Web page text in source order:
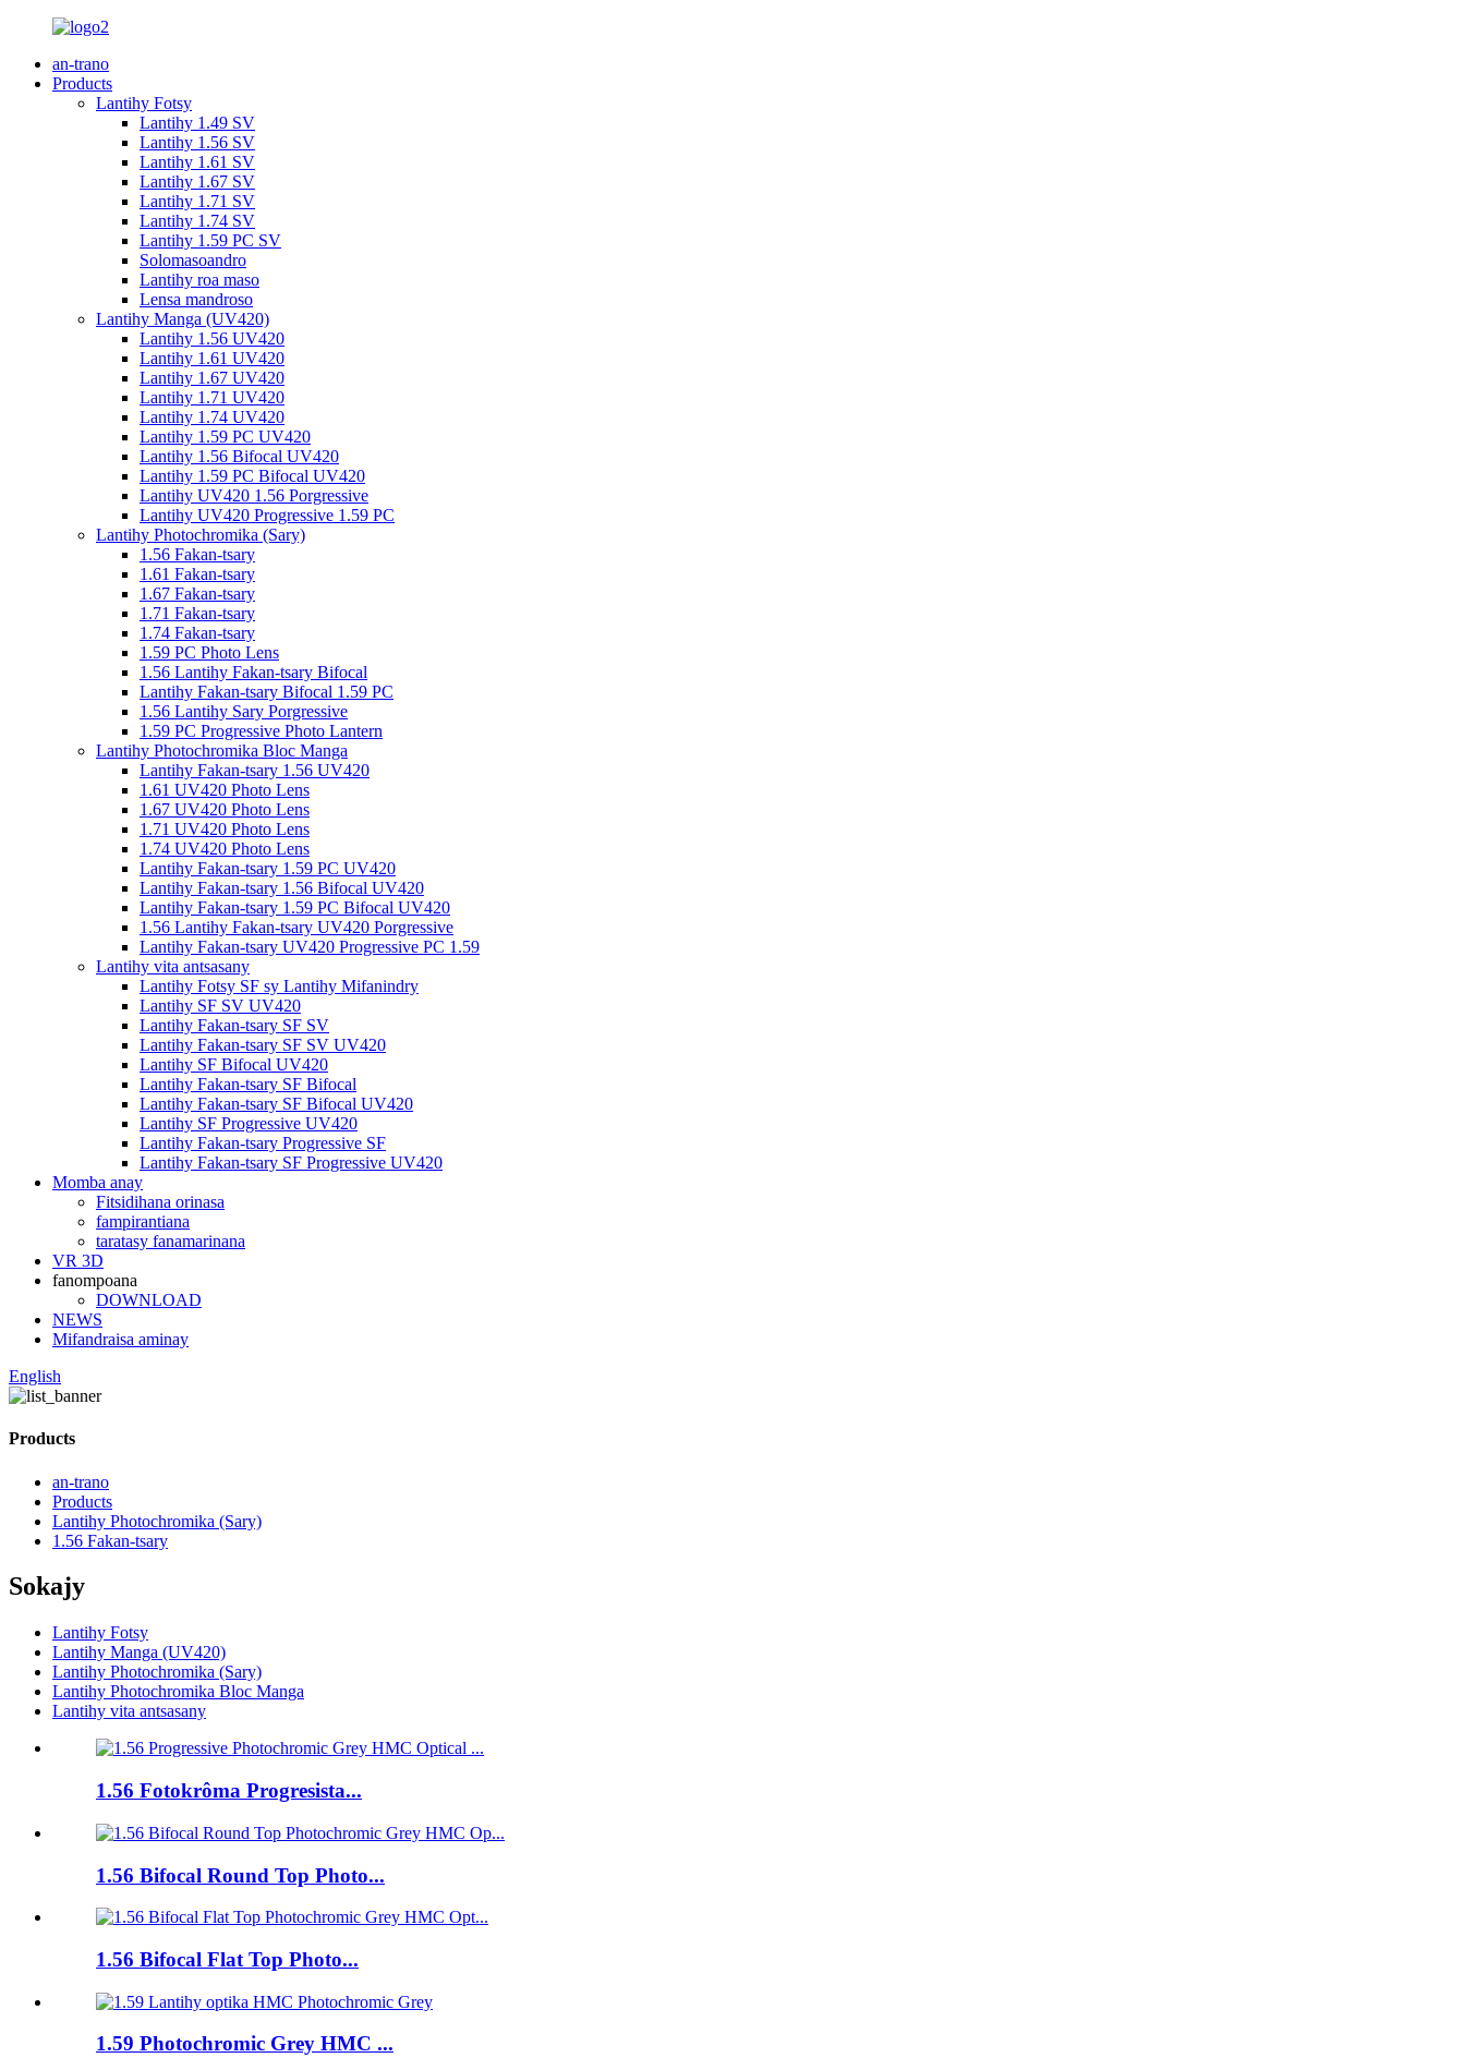
an-trano
Products
Lantihy Fotsy
Lantihy 1.49 SV
Lantihy 1.56 SV
Lantihy 1.61 SV
Lantihy 1.67 SV
Lantihy 1.71 SV
Lantihy 1.74 SV
Lantihy 1.59 PC SV
Solomasoandro
Lantihy roa maso
Lensa mandroso
Lantihy Manga (UV420)
Lantihy 1.56 UV420
Lantihy 1.61 UV420
Lantihy 1.67 UV420
Lantihy 1.71 UV420
Lantihy 1.74 UV420
Lantihy 1.59 PC UV420
Lantihy 1.56 Bifocal UV420
Lantihy 1.59 PC Bifocal UV420
Lantihy UV420 1.56 Porgressive
Lantihy UV420 Progressive 1.59 PC
Lantihy Photochromika (Sary)
1.56 Fakan-tsary
1.61 Fakan-tsary
1.67 Fakan-tsary
1.71 Fakan-tsary
1.74 Fakan-tsary
1.59 PC Photo Lens
1.56 Lantihy Fakan-tsary Bifocal
Lantihy Fakan-tsary Bifocal 1.59 PC
1.56 Lantihy Sary Porgressive
1.59 PC Progressive Photo Lantern
Lantihy Photochromika Bloc Manga
Lantihy Fakan-tsary 1.56 UV420
1.61 UV420 Photo Lens
1.67 UV420 Photo Lens
1.71 UV420 Photo Lens
1.74 UV420 Photo Lens
Lantihy Fakan-tsary 1.59 PC UV420
Lantihy Fakan-tsary 1.56 Bifocal UV420
Lantihy Fakan-tsary 1.59 PC Bifocal UV420
1.56 Lantihy Fakan-tsary UV420 Porgressive
Lantihy Fakan-tsary UV420 Progressive PC 1.59
Lantihy vita antsasany
Lantihy Fotsy SF sy Lantihy Mifanindry
Lantihy SF SV UV420
Lantihy Fakan-tsary SF SV
Lantihy Fakan-tsary SF SV UV420
Lantihy SF Bifocal UV420
Lantihy Fakan-tsary SF Bifocal
Lantihy Fakan-tsary SF Bifocal UV420
Lantihy SF Progressive UV420
Lantihy Fakan-tsary Progressive SF
Lantihy Fakan-tsary SF Progressive UV420
Momba anay
Fitsidihana orinasa
fampirantiana
taratasy fanamarinana
VR 3D
fanompoana
DOWNLOAD
NEWS
Mifandraisa aminay
English
Products
an-trano
Products
Lantihy Photochromika (Sary)
1.56 Fakan-tsary
Sokajy
Lantihy Fotsy
Lantihy Manga (UV420)
Lantihy Photochromika (Sary)
Lantihy Photochromika Bloc Manga
Lantihy vita antsasany
1.56 Fotokrôma Progresista...
1.56 Bifocal Round Top Photo...
1.56 Bifocal Flat Top Photo...
1.59 Photochromic Grey HMC ...